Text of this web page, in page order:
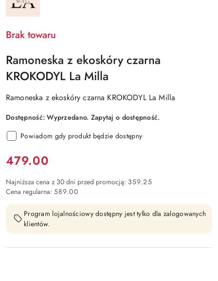
LA
MILLA
Brak towaru
Ramoneska z ekoskóry czarna
KROKODYL La Milla
Ramoneska z ekoskóry czarna KROKODYL La Milla
Dostępność:Wyprzedano. Zapytaj o dostępność.
Powiadom gdy produkt będzie dostępny
Cena:
479.00
Najniższa cena z 30 dni przed promocją: 359.25
Cena regularna: 589.00
Program lojalnościowy dostępny jest tylko dla zalogowanych
klientów.